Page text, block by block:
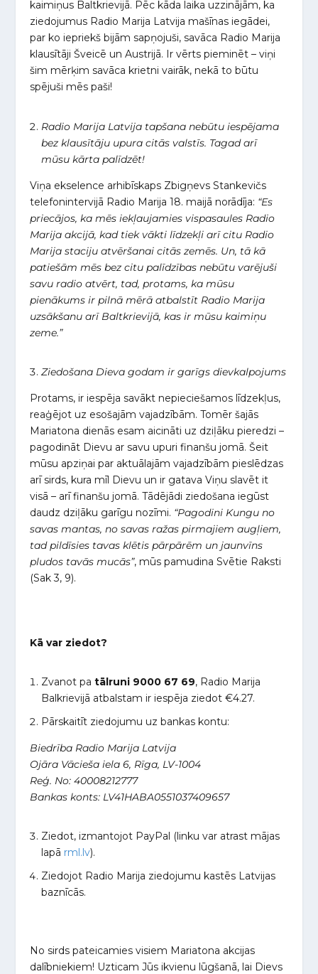
kaimiņus Baltkrievijā. Pēc kāda laika uzzinājām, ka
ziedojumus Radio Marija Latvija mašīnas iegādei,
par ko iepriekš bijām sapņojuši, savāca Radio Marija
klausītāji Šveicē un Austrijā. Ir vērts pieminēt – viņi
šim mērķim savāca krietni vairāk, nekā to būtu
spējuši mēs paši!
Radio Marija Latvija tapšana nebūtu iespējama
bez klausītāju upura citās valstīs. Tagad arī
mūsu kārta palīdzēt!
Viņa ekselence arhibīskaps Zbigņevs Stankevičs
telefonintervijā Radio Marija 18. maijā norādīja: “Es
priecājos, ka mēs iekļaujamies vispasaules Radio
Marija akcijā, kad tiek vākti līdzekļi arī citu Radio
Marija staciju atvēršanai citās zemēs. Un, tā kā
patiešām mēs bez citu palīdzības nebūtu varējuši
savu radio atvērt, tad, protams, ka mūsu
pienākums ir pilnā mērā atbalstīt Radio Marija
uzsākšanu arī Baltkrievijā, kas ir mūsu kaimiņu
zeme.”
Ziedošana Dieva godam ir garīgs dievkalpojums
Protams, ir iespēja savākt nepieciešamos līdzekļus,
reaģējot uz esošajām vajadzībām. Tomēr šajās
Mariatona dienās esam aicināti uz dziļāku pieredzi –
pagodināt Dievu ar savu upuri finanšu jomā. Šeit
mūsu apziņai par aktuālajām vajadzībām pieslēdzas
arī sirds, kura mīl Dievu un ir gatava Viņu slavēt it
visā – arī finanšu jomā. Tādējādi ziedošana iegūst
daudz dziļāku garīgu nozīmi. “Pagodini Kungu no
savas mantas, no savas ražas pirmajiem augļiem,
tad pildīsies tavas klētis pārpārēm un jaunvīns
pludos tavās mucās”, mūs pamudina Svētie Raksti
(Sak 3, 9).
Kā var ziedot?
Zvanot patālruni 9000 67 69, Radio Marija
Balkrievijā atbalstam ir iespēja ziedot €4.27.
Pārskaitīt ziedojumu uz bankas kontu:
Biedrība Radio Marija Latvija
Ojāra Vācieša iela 6, Rīga, LV-1004
Reģ. No: 40008212777
Bankas konts: LV41HABA0551037409657
Ziedot, izmantojot PayPal (linku var atrast mājas
lapā rml.lv).
Ziedojot Radio Marija ziedojumu kastēs Latvijas
baznīcās.
No sirds pateicamies visiem Mariatona akcijas
dalībniekiem! Uzticam Jūs ikvienu lūgšanā, lai Dievs